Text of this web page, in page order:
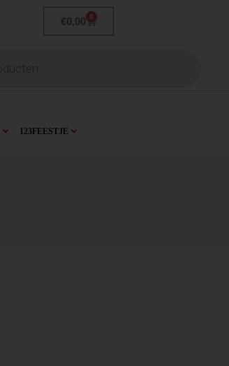
€0,00 0
123FEESTJE